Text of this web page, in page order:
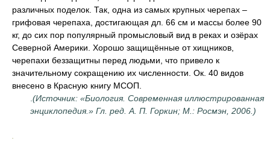
различных поделок. Так, одна из самых крупных черепах –
грифовая черепаха, достигающая дл. 66 см и массы более 90
кг, до сих пор популярный промысловый вид в реках и озёрах
Северной Америки. Хорошо защищённые от хищников,
черепахи беззащитны перед людьми, что привело к
значительному сокращению их численности. Ок. 40 видов
внесено в Красную книгу МСОП.
.(Источник: «Биология. Современная иллюстрированная
энциклопедия.» Гл. ред. А. П. Горкин; М.: Росмэн, 2006.)